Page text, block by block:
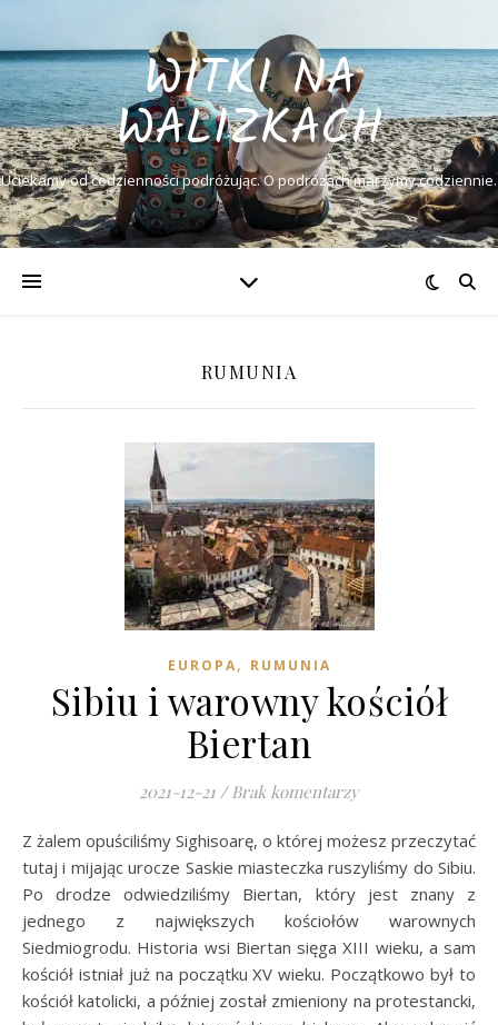
WITKI NA
WALIZKACH
Uciekamy od codzienności podróżując. O podróżach marzymy codziennie.
RUMUNIA
EUROPA, RUMUNIA
Sibiu i warowny kościół
Biertan
2021-12-21 / Brak komentarzy
Z żalem opuściliśmy Sighisoarę, o której możesz przeczytać
tutaj i mijając urocze Saskie miasteczka ruszyliśmy do Sibiu.
Po drodze odwiedziliśmy Biertan, który jest znany z
jednego z największych kościołów warownych
Siedmiogrodu. Historia wsi Biertan sięga XIII wieku, a sam
kościół istniał już na początku XV wieku. Początkowo był to
kościół katolicki, a później został zmieniony na protestancki,